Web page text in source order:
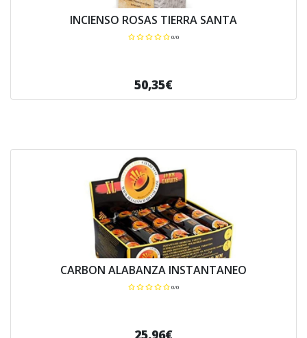
INCIENSO ROSAS TIERRA SANTA
0/0
50,35€
CARBON ALABANZA INSTANTANEO
0/0
25,96€